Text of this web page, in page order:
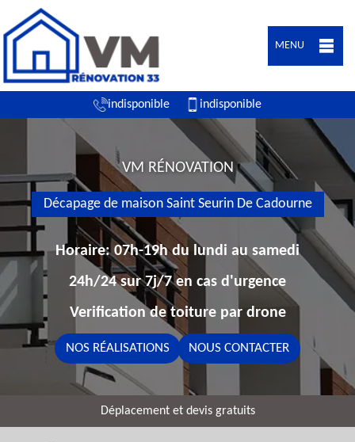
MENU
indisponible indisponible
VM RÉNOVATION
Décapage de maison Saint Seurin De Cadourne
Horaire: 07h-19h du lundi au samedi
24h/24 sur 7j/7 en cas d'urgence
Verification de toiture par drone
NOS RÉALISATIONS NOUS CONTACTER
Déplacement et devis gratuits